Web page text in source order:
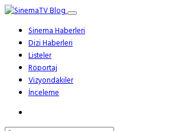
Sinema Haberleri
Dizi Haberleri
Listeler
Röportaj
Vizyondakiler
İnceleme